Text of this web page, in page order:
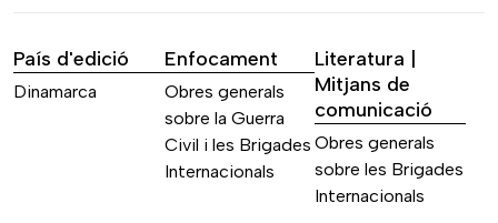
País d'edició
Dinamarca
Enfocament
Obres generals
sobre la Guerra
Civil i les Brigades
Internacionals
Literatura |
Mitjans de
comunicació
Obres generals
sobre les Brigades
Internacionals